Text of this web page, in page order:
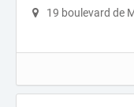
19 boulevard de